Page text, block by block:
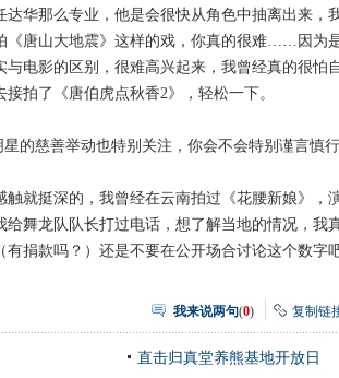
那么专业，他是会很快从角色中抽离出来，
《唐山大地震》这样的戏，你真的很难……因为
电影的区别，很难高兴起来，我曾经真的很怕
拍了《唐伯虎点秋香2》，轻松一下。
的慈善举动也特别关注，你会不会特别谨言慎
挺深的，我曾经在云南拍过《花腰新娘》，
舞龙队队长打过电话，想了解当地的情况，我
捐款吗？）还是不要在公开场合讨论这个数字
我来说两句(0) 复制链
直击归真堂养熊基地开放日